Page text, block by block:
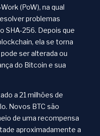
(PoW), na qual
problemas
SHA-256. Depois que
ela se torna
ser alterada ou
do Bitcoin e sua
a 21 milhões de
Novos BTC são
de uma recompensa
aproximadamente a